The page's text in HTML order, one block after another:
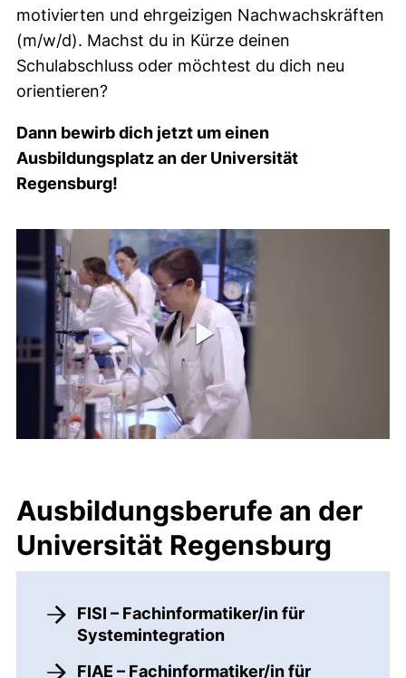
motivierten und ehrgeizigen Nachwachskräften
(m/w/d). Machst du in Kürze deinen
Schulabschluss oder möchtest du dich neu
orientieren?
Dann bewirb dich jetzt um einen
Ausbildungsplatz an der Universität
Regensburg!
Ausbildungsberufe an der
Universität Regensburg
FISI – Fachinformatiker/in für
Systemintegration
FIAE – Fachinformatiker/in für